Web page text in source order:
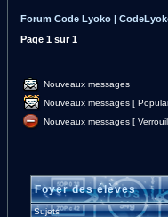
Forum Code Lyoko |
Page 1 sur1
Nouveaux messages
Nouveaux messages [
Nouveaux messages [
Foyer des élèves
Sujets